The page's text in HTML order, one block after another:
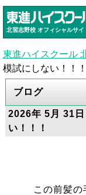
北習志野校 オフィシャルサイ
東進ハイスクール
模試にしない！！！
ブログ
2026年 5月 31
い！！！
この前髪